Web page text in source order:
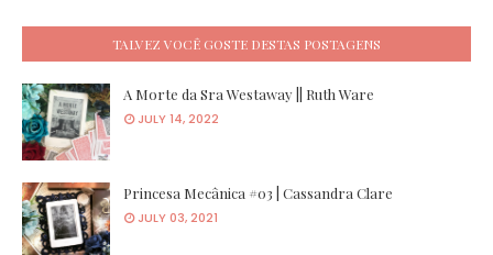
TALVEZ VOCÊ GOSTE DESTAS POSTAGENS
A Morte da Sra Westaway || Ruth Ware
JULY 14, 2022
Princesa Mecânica #03 | Cassandra Clare
JULY 03, 2021